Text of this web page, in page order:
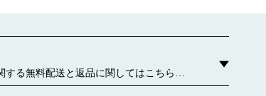
する無料配送と返品に関してはこちらを